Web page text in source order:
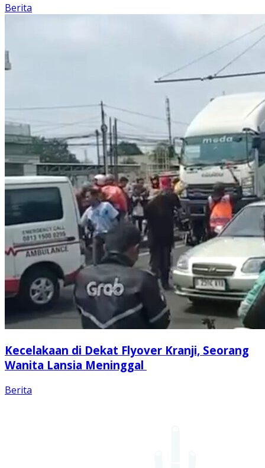
Berita
Kecelakaan di Dekat Flyover Kranji, Seorang
Wanita Lansia Meninggal
Berita